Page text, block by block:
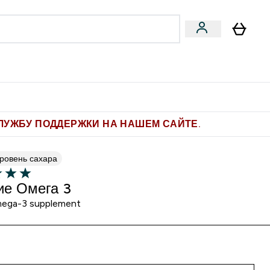
ПОДДЕРЖКИ НА НАШЕМ САЙТЕ.
сахара
Омега 3
3 supplement